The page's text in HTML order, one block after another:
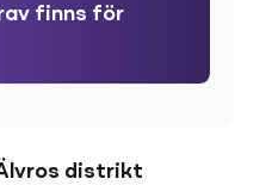
finns för
distrikt